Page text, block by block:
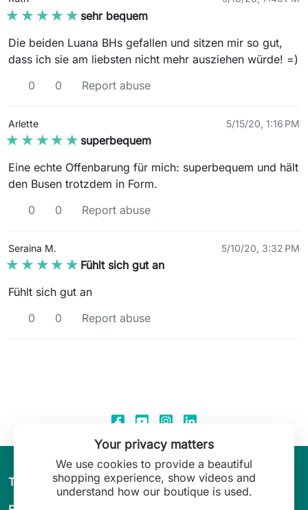
★★★★★
★★★★★ sehr bequem
Die beiden Luana BHs gefallen und sitzen mir so gut,
dass ich sie am liebsten nicht mehr ausziehen würde! =)
0
0 Report abuse
Arlette 5/15/20, 1:16 PM
★★★★★
★★★★★ superbequem
Eine echte Offenbarung für mich: superbequem und hält
den Busen trotzdem in Form.
0
0 Report abuse
Seraina M. 5/10/20, 3:32 PM
★★★★★
★★★★★ Fühlt sich gut an
Fühlt sich gut an
0
0 Report abuse
The World of Leilani Lingerie arrow_drop_down
Your privacy matters
We use cookies to provide a beautiful
shopping experience, show videos and
understand how our boutique is used.